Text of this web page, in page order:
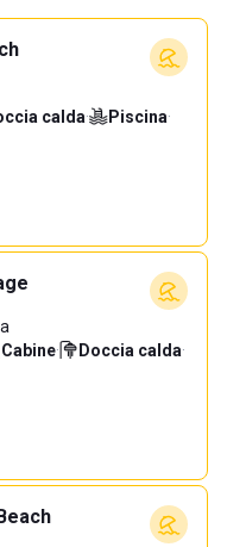
calda· Piscina·
Cabine· Doccia calda·